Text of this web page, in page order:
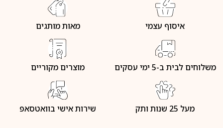
איסוף עצמי מאות מותגים
משלוחים לבית ב-5 ימי עסקים מוצרים מקוריים
מעל 25 שנות ותק שירות אישי בוואטסאפ